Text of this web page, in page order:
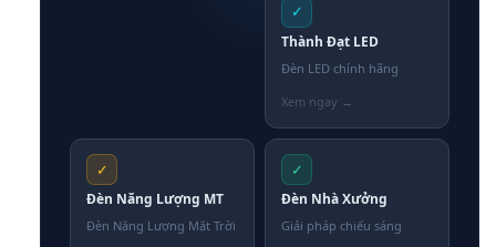
✓
Thành Đạt LED
Đèn LED chính hãng
✓
Đèn Năng Lượng MT
Đèn Năng Lượng Mặt Trời
✓
Đèn Nhà Xưởng
Giải pháp chiếu sáng